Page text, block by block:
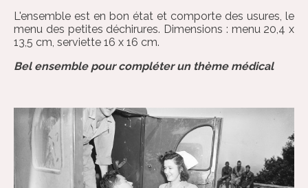
L'ensemble est en bon état et comporte des usures, le
menu des petites déchirures. Dimensions : menu 20,4 x
13,5 cm, serviette 16 x 16 cm.
Bel ensemble pour compléter un thème médical